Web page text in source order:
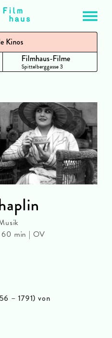
Kinos
Filmhaus-Filme
Spittelberggasse 3
– 1791) von
60 min | OV